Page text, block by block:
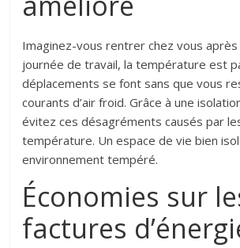
Imaginez-vous rentrer chez vous après
journée de travail, la température est
déplacements se font sans que vous
courants d’air froid. Grâce à une
évitez ces désagréments causés par
température. Un espace de vie bien
environnement tempéré.
Économies sur
factures